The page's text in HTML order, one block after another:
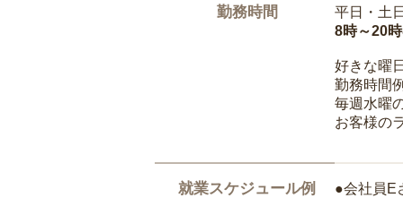
勤務時間
平日・土
8時～20
好きな曜
勤務時間
毎週水曜
お客様の
就業スケジュール例 ●会社員E